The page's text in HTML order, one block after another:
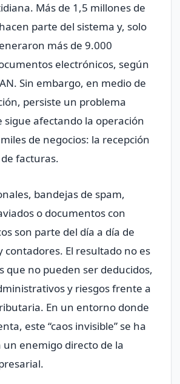
Más de 1,5 millones de
parte del sistema y, solo
más de 9.000
electrónicos, según
Sin embargo, en medio de
persiste un problema
sigue afectando la operación
de negocios: la recepción
facturas.
bandejas de spam,
o documentos con
son parte del día a día de
contadores. El resultado no es
que no pueden ser deducidos,
y riesgos frente a
En un entorno donde
este “caos invisible” se ha
enemigo directo de la